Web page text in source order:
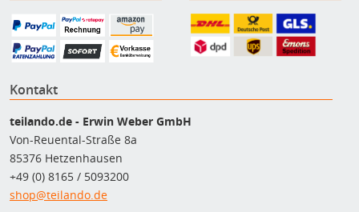
Kontakt
teilando.de - Erwin Weber GmbH
Von-Reuental-Straße 8a
85376 Hetzenhausen
+49 (0) 8165 / 5093200
shop@teilando.de